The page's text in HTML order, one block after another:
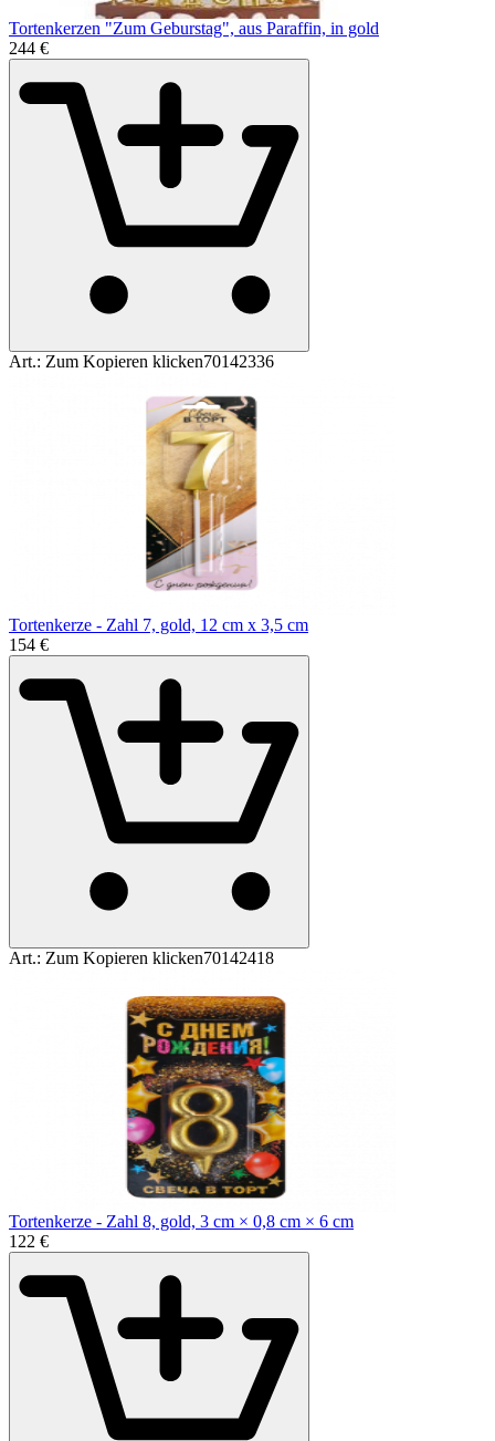
Tortenkerzen "Zum Geburstag", aus Paraffin, in gold
244 €
Art.: Zum Kopieren klicken70142336
Tortenkerze - Zahl 7, gold, 12 cm x 3,5 cm
1 54 €
Art.: Zum Kopieren klicken70142418
Tortenkerze - Zahl 8, gold, 3 cm × 0,8 cm × 6 cm
1 22 €